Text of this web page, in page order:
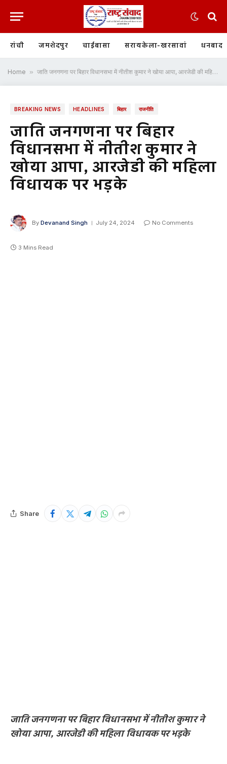
रांची जमशेदपुर चाईबासा सरायकेला-खरसावां धनबाद
Home » जाति जनगणना पर बिहार विधानसभा में नीतीश कुमार ने खोया आपा, आरजेडी की महिला विधायक पर भड़के
BREAKING NEWS HEADLINES बिहार राजनीति
जाति जनगणना पर बिहार
विधानसभा में नीतीश कुमार ने
खोया आपा, आरजेडी की महिला
विधायक पर भड़के
By Devanand Singh July 24, 2024 No Comments
3 Mins Read
Share
जाति जनगणना पर बिहार विधानसभा में नीतीश कुमार ने
खोया आपा, आरजेडी की महिला विधायक पर भड़के